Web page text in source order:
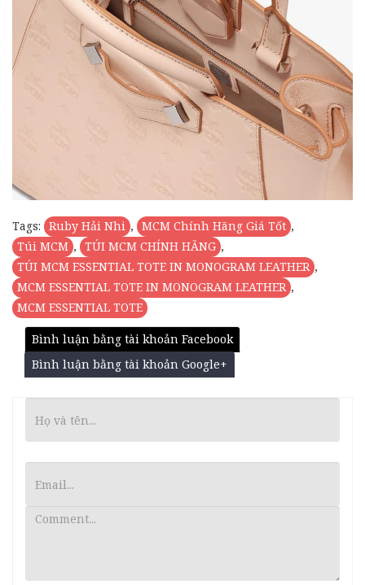
Tags: Ruby Hải Nhi , MCM Chính Hãng Giá Tốt ,
Túi MCM , TÚI MCM CHÍNH HÃNG ,
TÚI MCM ESSENTIAL TOTE IN MONOGRAM LEATHER ,
MCM ESSENTIAL TOTE IN MONOGRAM LEATHER ,
MCM ESSENTIAL TOTE
Bình luận bằng tài khoản Facebook
Bình luận bằng tài khoản Google+